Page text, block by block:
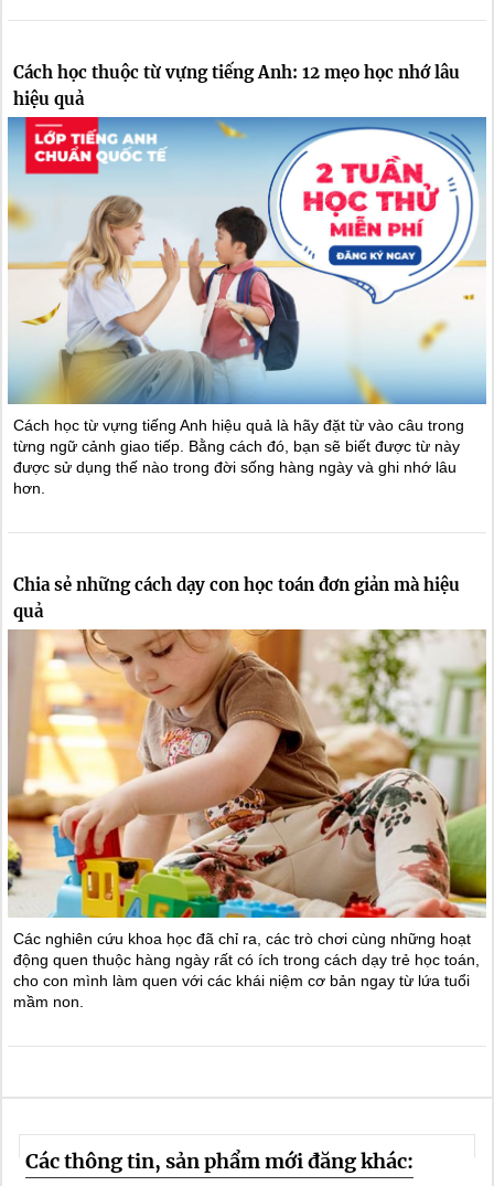
Cách học thuộc từ vựng tiếng Anh: 12 mẹo học nhớ lâu
hiệu quả
Cách học từ vựng tiếng Anh hiệu quả là hãy đặt từ vào câu trong
từng ngữ cảnh giao tiếp. Bằng cách đó, bạn sẽ biết được từ này
được sử dụng thế nào trong đời sống hàng ngày và ghi nhớ lâu
hơn.
Chia sẻ những cách dạy con học toán đơn giản mà hiệu
quả
Các nghiên cứu khoa học đã chỉ ra, các trò chơi cùng những hoạt
động quen thuộc hàng ngày rất có ích trong cách dạy trẻ học toán,
cho con mình làm quen với các khái niệm cơ bản ngay từ lứa tuổi
mầm non.
Các thông tin, sản phẩm mới đăng khác: